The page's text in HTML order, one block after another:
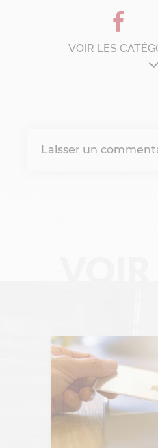
VOIR LES
Change
Gravity
Intelligence
Intelligence
Laisser un